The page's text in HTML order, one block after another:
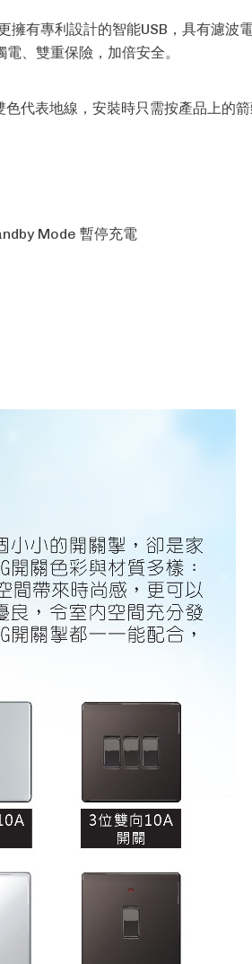
有專利設計的智能USB，具有濾波
、雙重保險，加倍安全。
代表地線，安裝時只需按產品上的
Mode 暫停充電